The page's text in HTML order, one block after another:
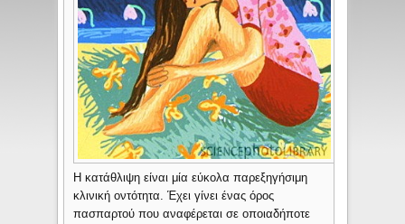
Η κατάθλιψη είναι μία εύκολα παρεξηγήσιμη
κλινική οντότητα. Έχει γίνει ένας όρος
πασπαρτού που αναφέρεται σε οποιαδήποτε